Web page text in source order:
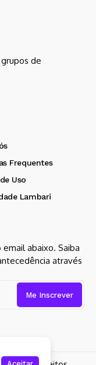
de
Frequentes
Uso
Lambari
abaixo. Saiba
através
Aceitar